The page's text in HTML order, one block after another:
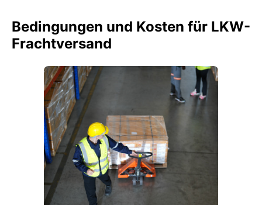
Bedingungen und Kosten für LKW-
Frachtversand